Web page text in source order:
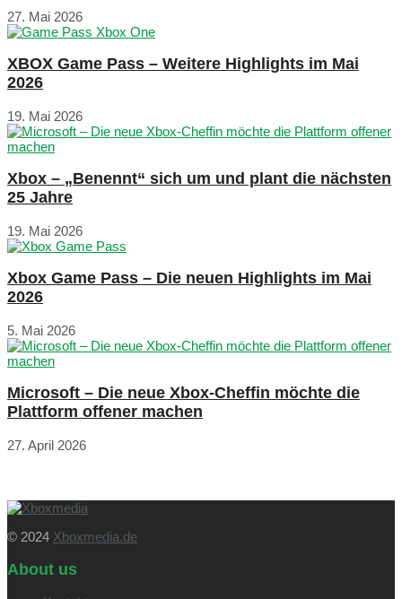
27. Mai 2026
XBOX Game Pass – Weitere Highlights im Mai
2026
19. Mai 2026
Xbox – „Benennt“ sich um und plant die nächsten
25 Jahre
19. Mai 2026
Xbox Game Pass – Die neuen Highlights im Mai
2026
5. Mai 2026
Microsoft – Die neue Xbox-Cheffin möchte die
Plattform offener machen
27. April 2026
© 2024 Xboxmedia.de
About us